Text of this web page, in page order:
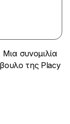
συνομιλία
της Placy